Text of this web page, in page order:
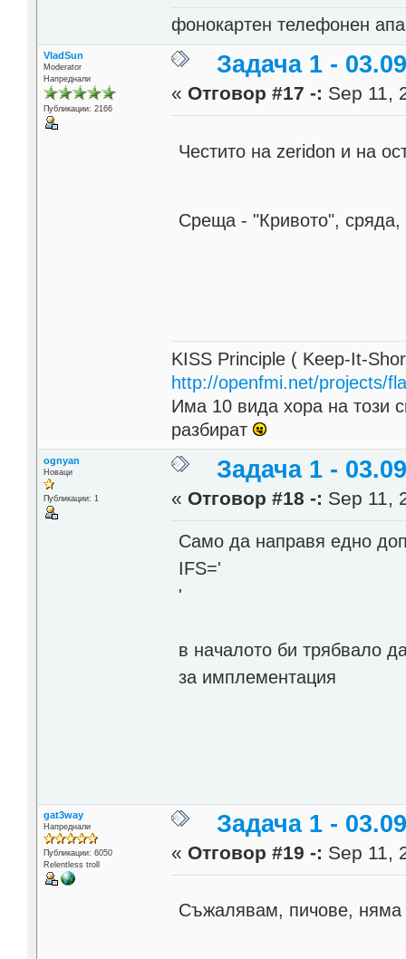
фонокартен телефонен
VladSun
Moderator
Напреднали
Публикации: 2166
Задача 1 -
« Отговор #17 -: Sep 11,
Честито на zeridon и на
Среща - "Кривото",
KISS Principle ( Keep-It-
http://openfmi.net/projects/
Има 10 вида хора на този
разбират
ognyan
Новаци
Публикации: 1
Задача 1 -
« Отговор #18 -: Sep 11,
Само да направя едно
IFS='
'
в началото би трябвало
за имплементация
gat3way
Напреднали
Публикации: 6050
Relentless troll
Задача 1 -
« Отговор #19 -: Sep 11,
Съжалявам, пичове, няма